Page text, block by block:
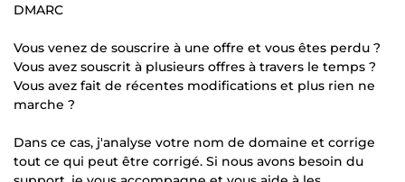
DMARC
Vous venez de souscrire à une offre et vous êtes perdu ?
Vous avez souscrit à plusieurs offres à travers le temps ?
Vous avez fait de récentes modifications et plus rien ne
marche ?
Dans ce cas, j'analyse votre nom de domaine et corrige
tout ce qui peut être corrigé. Si nous avons besoin du